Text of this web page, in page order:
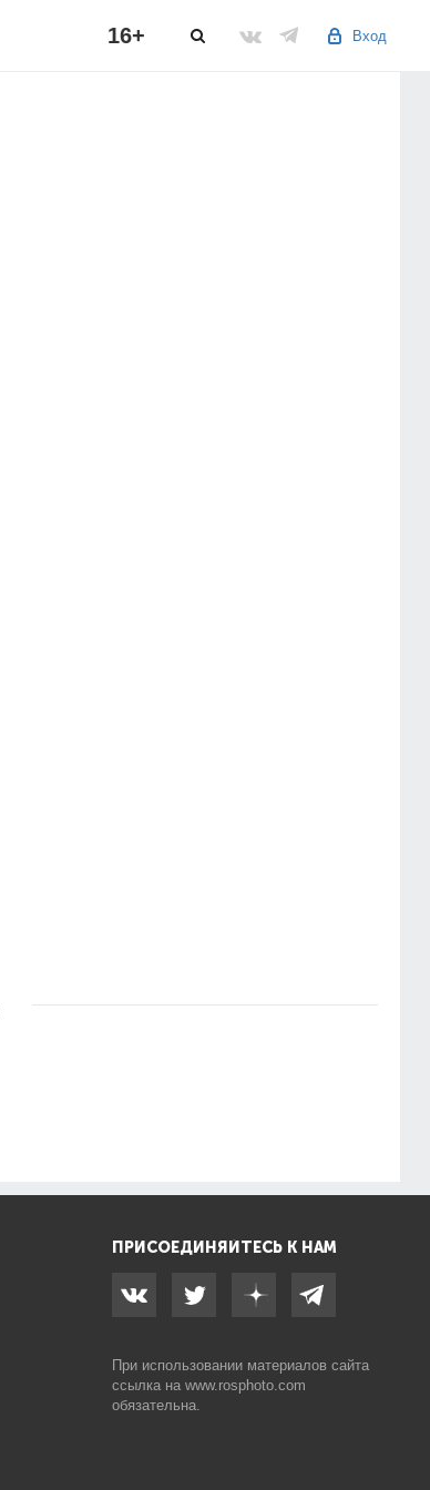
Вход
16+
ПРИСОЕДИНЯЙТЕСЬ К НАМ
При использовании материалов сайта
ссылка на www.rosphoto.com
обязательна.